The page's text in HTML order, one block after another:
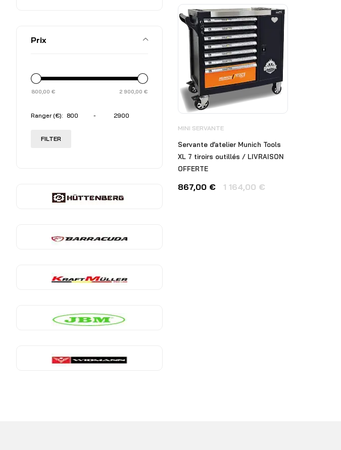
Prix
800,00 € 2 900,00 €
Ranger (€): -
FILTER
MINI SERVANTE
Servante d’atelier Munich Tools
XL 7 tiroirs outillés / LIVRAISON
OFFERTE
1 164,00 €
867,00 €